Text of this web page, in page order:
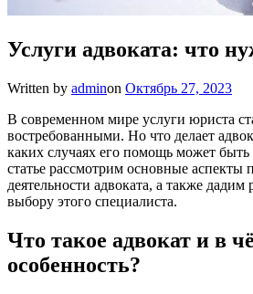
Услуги адвоката: что
Written by adminon Октябрь 27, 2023
В современном мире услуги юриста
востребованными. Но что делает
каких случаях его помощь может
статье рассмотрим основные аспекты
деятельности адвоката, а также
выбору этого специалиста.
Что такое адвокат и в
особенность?